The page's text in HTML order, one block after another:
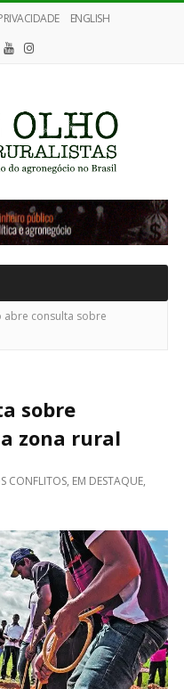
ENGLISH
abre consulta sobre
sobre
zona rural
CONFLITOS, EM DESTAQUE,